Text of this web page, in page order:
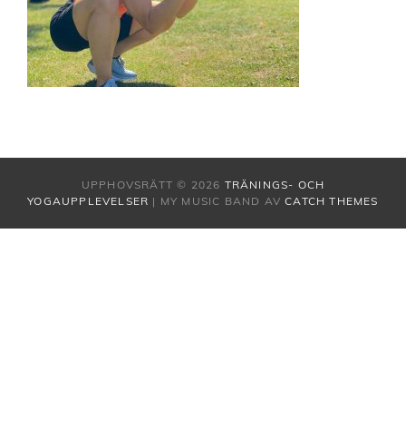
UPPHOVSRÄTT © 2026 TRÄNINGS- OCH
YOGAUPPLEVELSER | MY MUSIC BAND AVCATCH THEMES